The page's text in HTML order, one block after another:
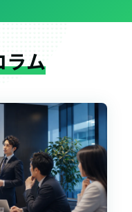
ラム